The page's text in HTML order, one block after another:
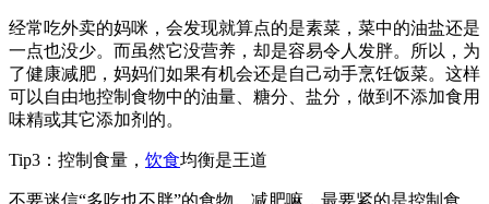
经常吃外卖的妈咪，会发现就算点的是素菜，菜中的油盐还是
一点也没少。而虽然它没营养，却是容易令人发胖。所以，为
了健康减肥，妈妈们如果有机会还是自己动手烹饪饭菜。这样
可以自由地控制食物中的油量、糖分、盐分，做到不添加食用
味精或其它添加剂的。
Tip3：控制食量， 饮食均衡是王道